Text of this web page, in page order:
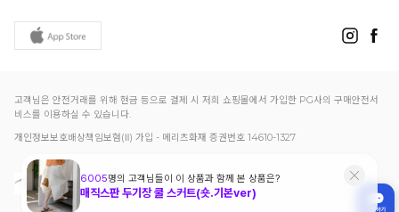
고객님은 안전거래를 위해 현금 등으로 결제 시 저희 쇼핑몰에서 가입한 PG사의 구매안전서
비스를 이용하실 수 있습니다.
개인정보보호배상책임보험(Ⅱ) 가입 - 메리츠화재 증권번호 14610-1327